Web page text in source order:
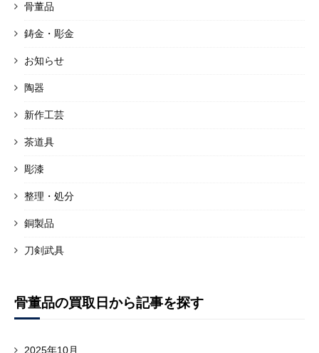
骨董品
鋳金・彫金
お知らせ
陶器
新作工芸
茶道具
彫漆
整理・処分
銅製品
刀剣武具
骨董品の買取日から記事を探す
2025年10月